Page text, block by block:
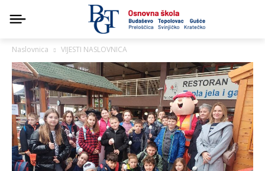
Naslovnica VIJESTI NASLOVNICA